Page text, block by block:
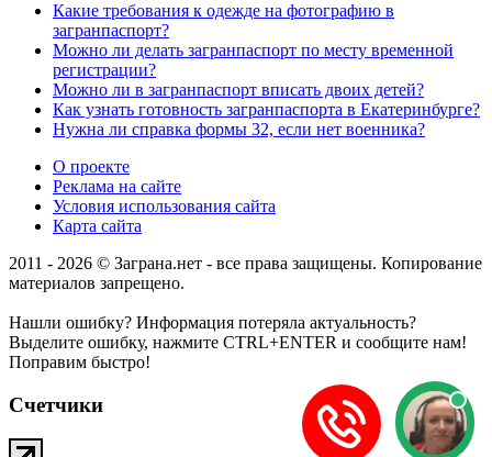
Какие требования к одежде на фотографию в
загранпаспорт?
Можно ли делать загранпаспорт по месту временной
регистрации?
Можно ли в загранпаспорт вписать двоих детей?
Как узнать готовность загранпаспорта в Екатеринбурге?
Нужна ли справка формы 32, если нет военника?
О проекте
Реклама на сайте
Условия использования сайта
Карта сайта
2011 - 2026 © Заграна.нет - все права защищены. Копирование
материалов запрещено.
Нашли ошибку? Информация потеряла актуальность?
Выделите ошибку, нажмите CTRL+ENTER и сообщите нам!
Поправим быстро!
Счетчики